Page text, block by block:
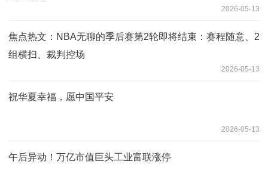
2026-05-13
焦点热文：NBA无聊的季后赛第2轮即将结束：赛程随意、2
组横扫、裁判控场
2026-05-13
祝华夏幸福，愿中国平安
2026-05-13
午后异动！万亿市值巨头工业富联涨停